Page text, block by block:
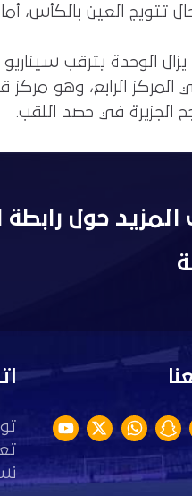
حال تتويج العين بالكأس،
يزال الوحدة يترقب
الرابع، وهو مركز
حول رابطة